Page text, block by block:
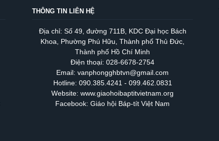
THÔNG TIN LIÊN HỆ
Địa chỉ: Số 49, đường 711B, KDC Đại học Bách
Khoa, Phường Phú Hữu, Thành phố Thủ Đức,
Thành phố Hồ Chí Minh
Điện thoại: 028-6678-2754
Email: vanphongghbtvn@gmail.com
Hotline: 090.385.4241 - 099.462.0831
Website: www.giaohoibaptitvietnam.org
Facebook: Giáo hội Báp-tít Việt Nam